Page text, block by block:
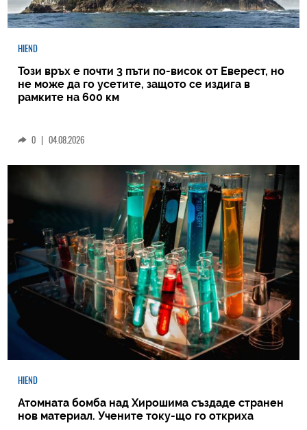
HIEND
Този връх е почти 3 пъти по-висок от Еверест, но
не може да го усетите, защото се издига в
рамките на 600 км
0 | 04.08.2026
HIEND
Атомната бомба над Хирошима създаде странен
нов материал. Учените току-що го откриха